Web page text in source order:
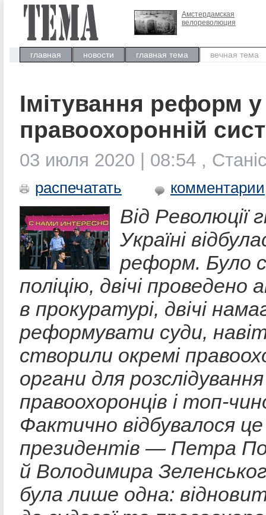
Амстердамская
велореволюция
главная новости главная тема вечная тема
Імітування реформ у
правоохоронній
03 июля 2020 | 08:54 ,
распечатать комментарии
Від Революції
Україні
реформ. Було
поліцію, двічі
в прокуратурі, двічі
реформувати суди,
створили окремі
органи для розслідування
правоохоронців і топ-
Фактично відбувалося
президентів — Петра
й Володимира
була лише одна: